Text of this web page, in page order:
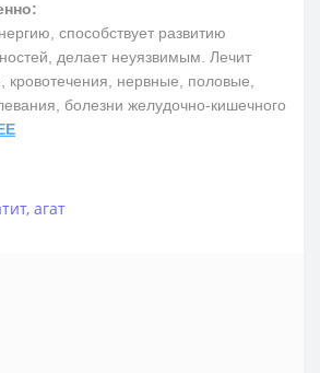
способствует развитию
делает неуязвимым. Лечит
кровотечения, нервные, половые,
болезни желудочно-кишечного
, агат